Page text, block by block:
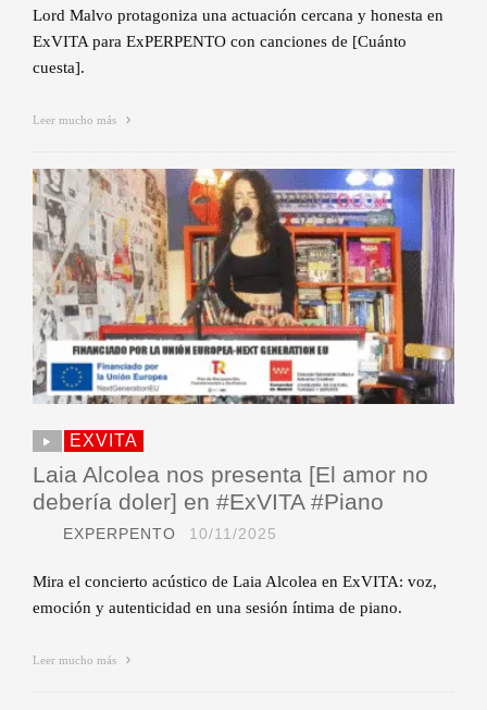
Lord Malvo protagoniza una actuación cercana y honesta en
ExVITA para ExPERPENTO con canciones de [Cuánto
cuesta].
Leer mucho más
EXVITA
Laia Alcolea nos presenta [El amor no
debería doler] en #ExVITA #Piano
EXPERPENTO 10/11/2025
Mira el concierto acústico de Laia Alcolea en ExVITA: voz,
emoción y autenticidad en una sesión íntima de piano.
Leer mucho más